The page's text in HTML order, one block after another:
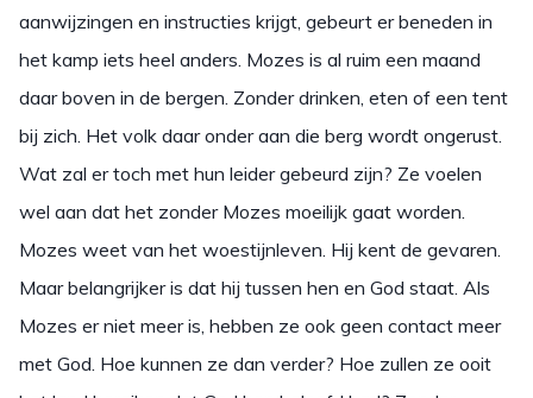
aanwijzingen en instructies krijgt, gebeurt er beneden in
het kamp iets heel anders. Mozes is al ruim een maand
daar boven in de bergen. Zonder drinken, eten of een tent
bij zich. Het volk daar onder aan die berg wordt ongerust.
Wat zal er toch met hun leider gebeurd zijn? Ze voelen
wel aan dat het zonder Mozes moeilijk gaat worden.
Mozes weet van het woestijnleven. Hij kent de gevaren.
Maar belangrijker is dat hij tussen hen en God staat. Als
Mozes er niet meer is, hebben ze ook geen contact meer
met God. Hoe kunnen ze dan verder? Hoe zullen ze ooit